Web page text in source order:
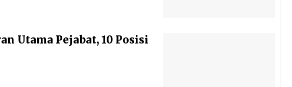
Utama Pejabat, 10 Posisi